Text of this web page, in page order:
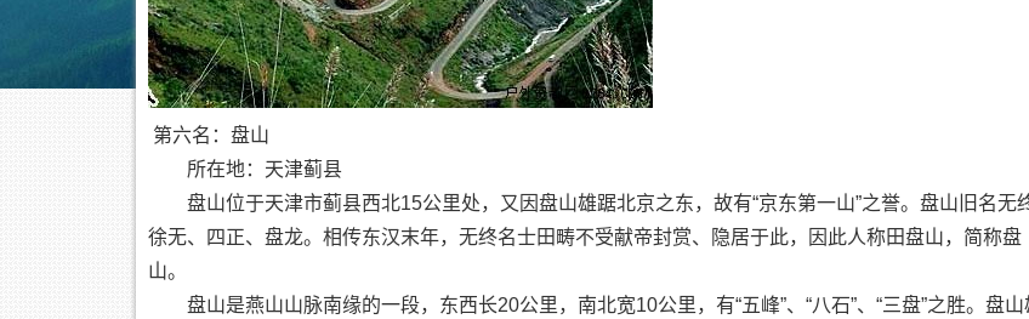
第六名：盘山
所在地：天津蓟县
盘山位于天津市蓟县西北15公里处，又因盘山雄踞北京之东，故有“京东第一山”之誉。盘山旧名无
徐无、四正、盘龙。相传东汉末年，无终名士田畴不受献帝封赏、隐居于此，因此人称田盘山，简称盘
山。
盘山是燕山山脉南缘的一段，东西长20公里，南北宽10公里，有“五峰”、“八石”、“三盘”之胜。盘山